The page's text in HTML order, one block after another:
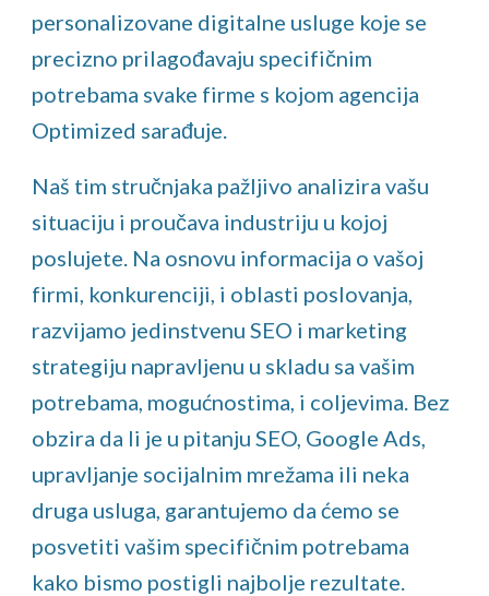
personalizovane digitalne usluge koje se
precizno prilagođavaju specifičnim
potrebama svake firme s kojom agencija
Optimized sarađuje.
Naš tim stručnjaka pažljivo analizira vašu
situaciju i proučava industriju u kojoj
poslujete. Na osnovu informacija o vašoj
firmi, konkurenciji, i oblasti poslovanja,
razvijamo jedinstvenu SEO i marketing
strategiju napravljenu u skladu sa vašim
potrebama, mogućnostima, i coljevima. Bez
obzira da li je u pitanju SEO, Google Ads,
upravljanje socijalnim mrežama ili neka
druga usluga, garantujemo da ćemo se
posvetiti vašim specifičnim potrebama
kako bismo postigli najbolje rezultate.